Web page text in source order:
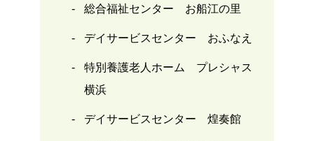
総合福祉センター お船江の里
デイサービスセンター おふなえ
特別養護老人ホーム プレシャス
横浜
デイサービスセンター 煌奏館